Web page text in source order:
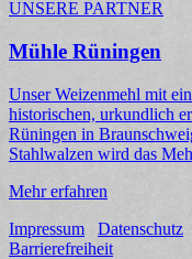
UNSERE PARTNER
Mühle Rüningen
Unser Weizenmehl mit
historischen, urkundlich
Rüningen in
Stahlwalzen wird das
Mehr erfahren
Impressum
Datenschutz
Barrierefreiheit